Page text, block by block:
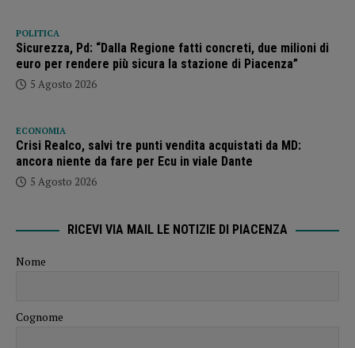
POLITICA
Sicurezza, Pd: “Dalla Regione fatti concreti, due milioni di
euro per rendere più sicura la stazione di Piacenza”
5 Agosto 2026
ECONOMIA
Crisi Realco, salvi tre punti vendita acquistati da MD:
ancora niente da fare per Ecu in viale Dante
5 Agosto 2026
RICEVI VIA MAIL LE NOTIZIE DI PIACENZA
Nome
Cognome